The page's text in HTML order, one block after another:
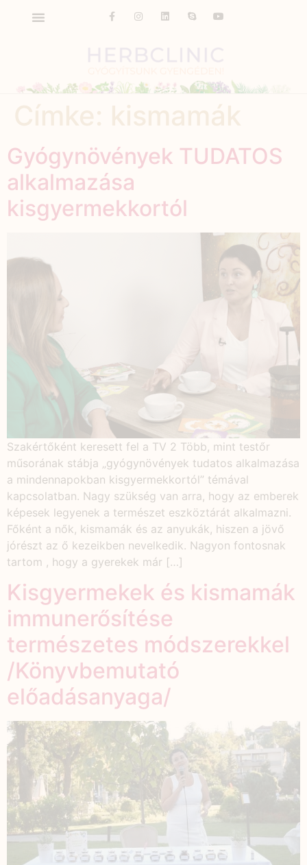
Gyógynövények TUDATOS
alkalmazása
kisgyermekkortól
Szakértőként keresett fel a TV 2 Több, mint testőr
műsorának stábja „gyógynövények tudatos alkalmazása
a mindennapokban kisgyermekkortól” témával
kapcsolatban. Nagy szükség van arra, hogy az emberek
képesek legyenek a természet eszköztárát alkalmazni.
Főként a nők, kismamák és az anyukák, hiszen a jövő
jórészt az ő kezeikben nevelkedik. Nagyon fontosnak
tartom , hogy a gyerekek már […]
Kisgyermekek és kismamák
immunerősítése
természetes módszerekkel
/Könyvbemutató
előadásanyaga/